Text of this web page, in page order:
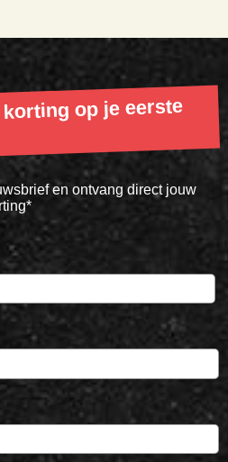
op je eerste
en ontvang direct jouw